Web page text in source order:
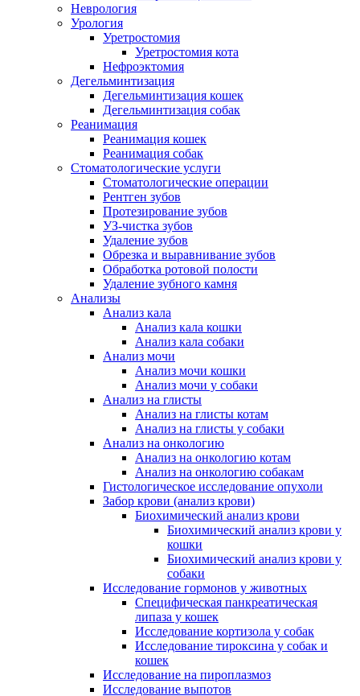
Неврология
Урология
Уретростомия
Уретростомия кота
Нефроэктомия
Дегельминтизация
Дегельминтизация кошек
Дегельминтизация собак
Реанимация
Реанимация кошек
Реанимация собак
Стоматологические услуги
Стоматологические операции
Рентген зубов
Протезирование зубов
УЗ-чистка зубов
Удаление зубов
Обрезка и выравнивание зубов
Обработка ротовой полости
Удаление зубного камня
Анализы
Анализ кала
Анализ кала кошки
Анализ кала собаки
Анализ мочи
Анализ мочи кошки
Анализ мочи у собаки
Анализ на глисты
Анализ на глисты котам
Анализ на глисты у собаки
Анализ на онкологию
Анализ на онкологию котам
Анализ на онкологию собакам
Гистологическое исследование опухоли
Забор крови (анализ крови)
Биохимический анализ крови
Биохимический анализ крови у
кошки
Биохимический анализ крови у
собаки
Исследование гормонов у животных
Специфическая панкреатическая
липаза у кошек
Исследование кортизола у собак
Исследование тироксина у собак и
кошек
Исследование на пироплазмоз
Исследование выпотов